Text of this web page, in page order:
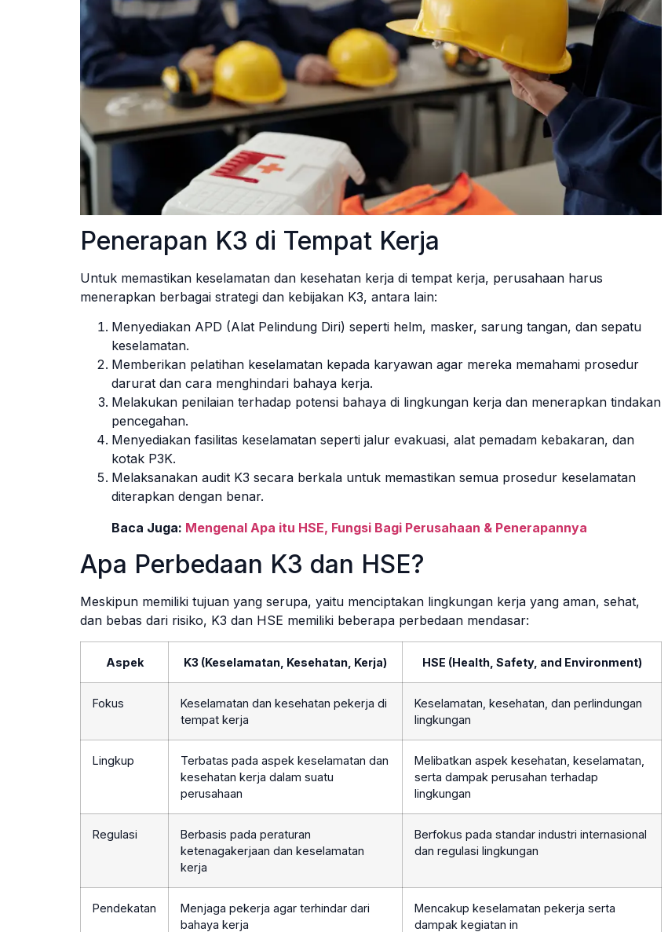
Penerapan K3 di Tempat Kerja
Untuk memastikan keselamatan dan kesehatan kerja di tempat kerja, perusahaan harus
menerapkan berbagai strategi dan kebijakan K3, antara lain:
Menyediakan APD (Alat Pelindung Diri) seperti helm, masker, sarung tangan, dan sepatu
keselamatan.
Memberikan pelatihan keselamatan kepada karyawan agar mereka memahami prosedur
darurat dan cara menghindari bahaya kerja.
Melakukan penilaian terhadap potensi bahaya di lingkungan kerja dan menerapkan tindakan
pencegahan.
Menyediakan fasilitas keselamatan seperti jalur evakuasi, alat pemadam kebakaran, dan
kotak P3K.
Melaksanakan audit K3 secara berkala untuk memastikan semua prosedur keselamatan
diterapkan dengan benar.
Baca Juga: Mengenal Apa itu HSE, Fungsi Bagi Perusahaan & Penerapannya
Apa Perbedaan K3 dan HSE?
Meskipun memiliki tujuan yang serupa, yaitu menciptakan lingkungan kerja yang aman, sehat,
dan bebas dari risiko, K3 dan HSE memiliki beberapa perbedaan mendasar:
Aspek K3 (Keselamatan, Kesehatan, Kerja) HSE (Health, Safety, and Environment)
Fokus
Keselamatan dan kesehatan pekerja di
tempat kerja
Keselamatan, kesehatan, dan perlindungan
lingkungan
Lingkup
Terbatas pada aspek keselamatan dan
kesehatan kerja dalam suatu
perusahaan
Melibatkan aspek kesehatan, keselamatan,
serta dampak perusahan terhadap
lingkungan
Regulasi
Berbasis pada peraturan
ketenagakerjaan dan keselamatan
kerja
Berfokus pada standar industri internasional
dan regulasi lingkungan
Pendekatan
Menjaga pekerja agar terhindar dari
bahaya kerja
Mencakup keselamatan pekerja serta
dampak kegiatan in